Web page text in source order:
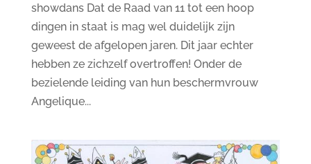
showdans Dat de Raad van 11 tot een hoop
dingen in staat is mag wel duidelijk zijn
geweest de afgelopen jaren. Dit jaar echter
hebben ze zichzelf overtroffen! Onder de
bezielende leiding van hun beschermvrouw
Angelique...